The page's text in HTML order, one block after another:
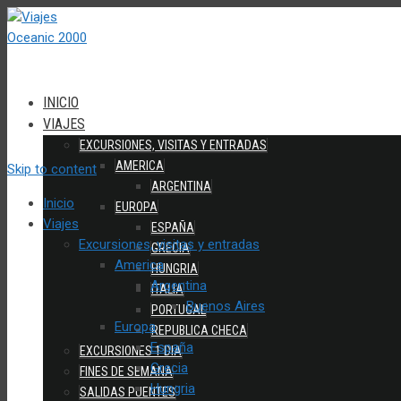
INICIO
VIAJES
EXCURSIONES, VISITAS Y ENTRADAS
AMERICA
ARGENTINA
EUROPA
ESPAÑA
GRECIA
HUNGRIA
ITALIA
PORTUGAL
REPUBLICA CHECA
EXCURSIONES 1 DIA
FINES DE SEMANA
SALIDAS PUENTES
Skip to content
Inicio
Viajes
Excursiones, visitas y entradas
America
Argentina
Buenos Aires
Europa
España
Grecia
Hungria